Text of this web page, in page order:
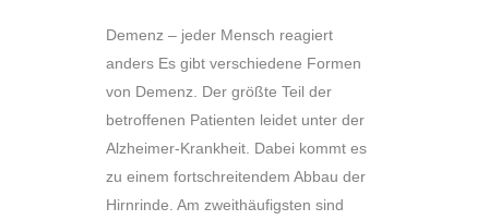
Demenz – jeder Mensch reagiert
anders Es gibt verschiedene Formen
von Demenz. Der größte Teil der
betroffenen Patienten leidet unter der
Alzheimer-Krankheit. Dabei kommt es
zu einem fortschreitendem Abbau der
Hirnrinde. Am zweithäufigsten sind